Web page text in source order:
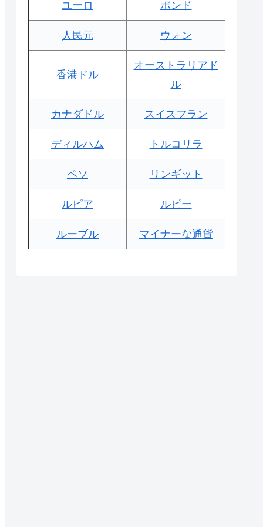
ユーロ ポンド
人民元 ウォン
香港ドル
オーストラリアド
ル
カナダドル スイスフラン
ディルハム トルコリラ
ペソ リンギット
ルピア ルピー
ルーブル マイナーな通貨